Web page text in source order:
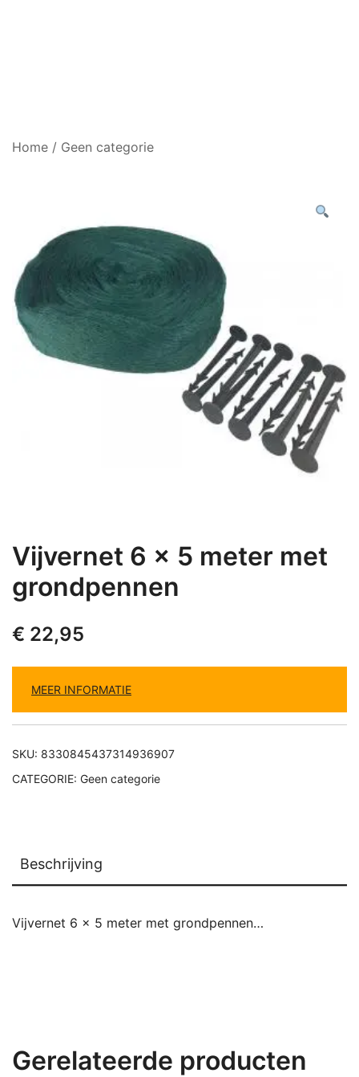
Home / Geen categorie
Vijvernet 6 x 5 meter met
grondpennen
€ 22,95
MEER INFORMATIE
SKU: 8330845437314936907
CATEGORIE: Geen categorie
Beschrijving
Vijvernet 6 x 5 meter met grondpennen…
Gerelateerde producten